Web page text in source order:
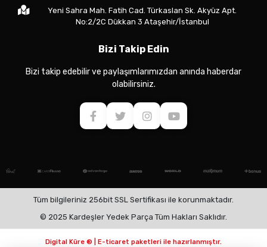
Yeni Sahra Mah. Fatih Cad. Türkaslan Sk. Akyüz Apt.
No:2/2C Dükkan 3 Ataşehir/İstanbul
Bizi Takip Edin
Bizi takip edebilir ve paylaşımlarımızdan anında haberdar
olabilirsiniz.
Tüm bilgileriniz 256bit SSL Sertifikası ile korunmaktadır.
© 2025 Kardeşler Yedek Parça Tüm Hakları Saklıdır.
Digital Küre ® | E-ticaret paketleri ile hazırlanmıştır.